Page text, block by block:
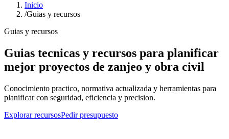
Inicio
/Guias y recursos
Guias y recursos
Guias tecnicas y recursos para planificar
mejor proyectos de zanjeo y obra civil
Conocimiento practico, normativa actualizada y herramientas para
planificar con seguridad, eficiencia y precision.
Explorar recursosPedir presupuesto